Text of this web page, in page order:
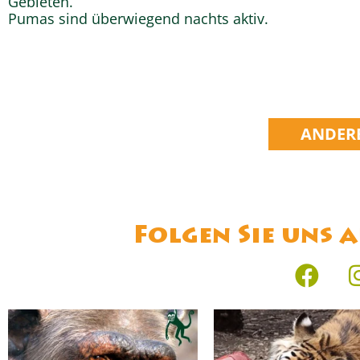
Pumas sind überwiegend nachts aktiv.
Folgen Sie uns
F
a
c
e